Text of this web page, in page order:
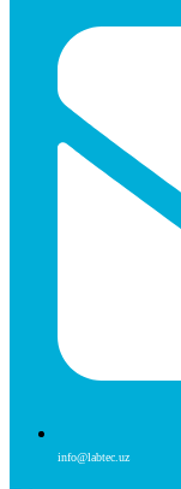
info@labtec.uz